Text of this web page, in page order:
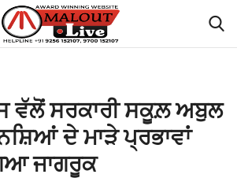
ਵੱਲੋਂ ਸਰਕਾਰੀ ਸਕੂਲ਼ ਅਬੁਲ
ਦੇ ਮਾੜੇ ਪ੍ਰਭਾਵਾਂ
ਜਾਗਰੂਕ